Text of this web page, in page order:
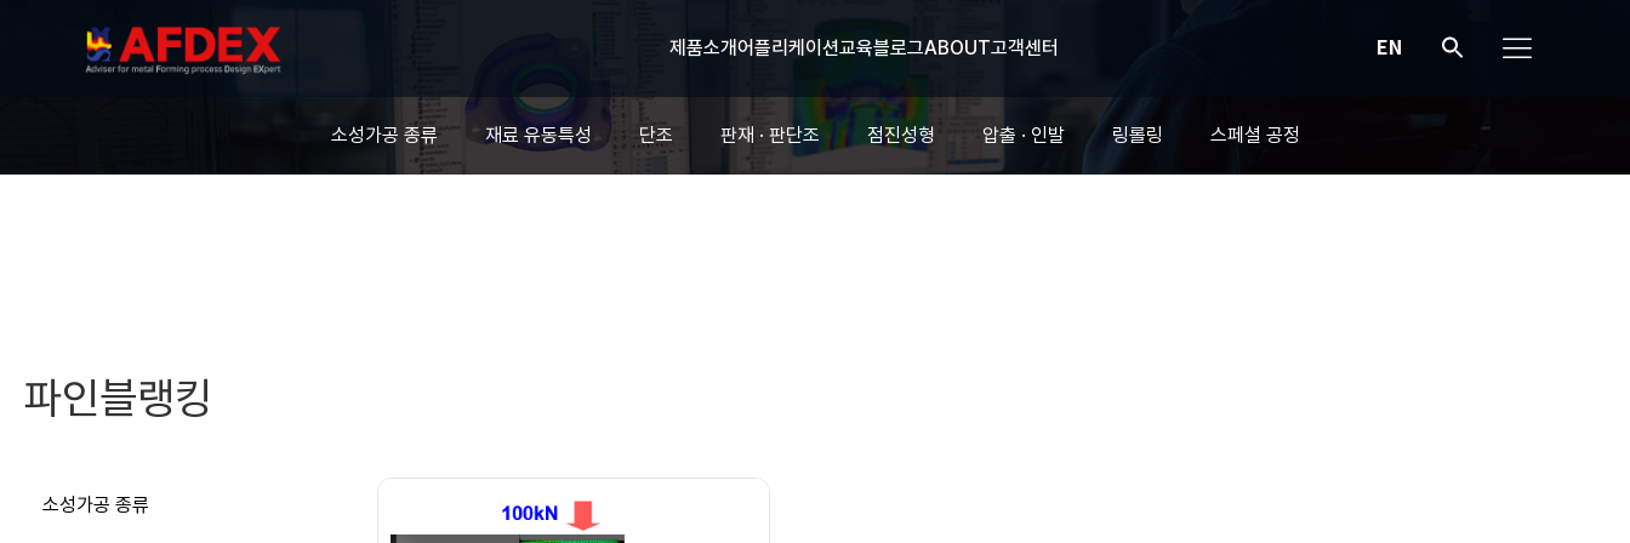
제품소개어플리케이션교육블로그ABOUT고객센터 EN
소성가공 종류 재료 유동특성 단조 판재 · 판단조 점진성형 압출 · 인발 링롤링 스페셜 공정
파인블랭킹
소성가공 종류